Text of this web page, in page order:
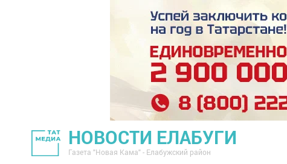
НОВОСТИ ЕЛАБУГИ
Газета "Новая Кама" - Елабужский район